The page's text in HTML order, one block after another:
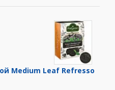
Medium Leaf Refresso